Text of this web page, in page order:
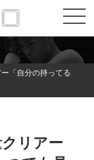
t
o
g
l
ー「自分の持ってる
クリアー